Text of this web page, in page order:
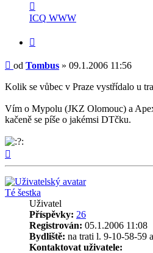
uživatele
Tombus
ICQ WWW
Příspěvek
od Tombus » 09.1.2006 11:56
Kolik se vůbec v Praze vystřídalo u
Vím o Mypolu (JKZ Olomouc) a
kačeně se píše o jakémsi DTčku.
Té šestka
Uživatel
Příspěvky: 26
Registrován: 05.1.2006 11:08
Bydliště: na trati l. 9-10-58-59
Kontaktovat uživatele: